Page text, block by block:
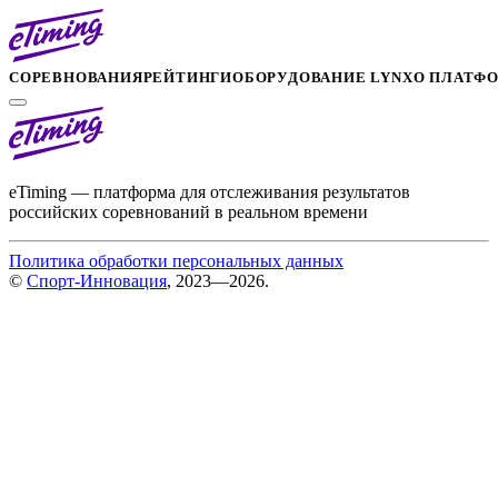
СОРЕВНОВАНИЯРЕЙТИНГИОБОРУДОВАНИЕ LYNXО
eTiming — платформа для отслеживания результатов
российских соревнований в реальном времени
Политика обработки персональных данных
© Спорт-Инновация, 2023—2026.